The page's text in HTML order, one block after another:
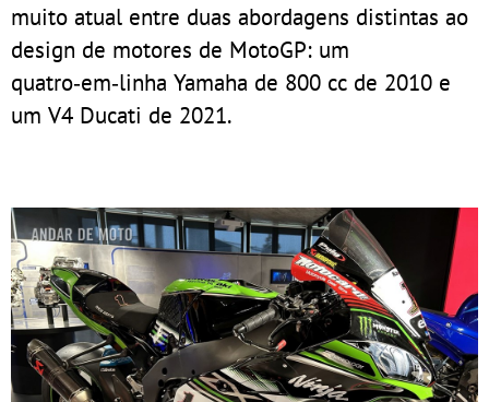
muito atual entre duas abordagens distintas ao
design de motores de MotoGP: um
quatro‑em‑linha Yamaha de 800 cc de 2010 e
um V4 Ducati de 2021.